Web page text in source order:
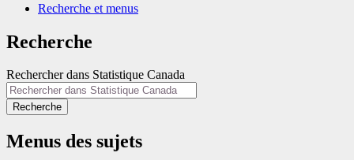
Recherche et menus
Recherche
Rechercher dans Statistique Canada
Recherche
Menus des sujets